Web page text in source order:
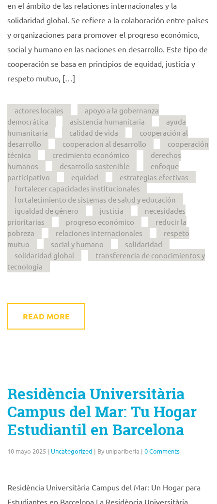
en el ámbito de las relaciones internacionales y la
solidaridad global. Se refiere a la colaboración entre países
y organizaciones para promover el progreso económico,
social y humano en las naciones en desarrollo. Este tipo de
cooperación se basa en principios de equidad, justicia y
respeto mutuo, […]
actores locales
apoyo a la gobernanza
democrática
asistencia humanitaria
ayuda
humanitaria
calidad de vida
cooperación al
desarrollo
cooperacion al desarrollo
cooperación
técnica
crecimiento económico
derechos
humanos
desarrollo sostenible
enfoque
participativo
equidad
estrategias efectivas
fortalecer capacidades institucionales
fortalecimiento de sistemas de salud y educación
igualdad de género
justicia
necesidades
prioritarias
progreso económico
reducir la
pobreza
relaciones internacionales
respeto
mutuo
social y humano
solidaridad
solidaridad global
transferencia de conocimientos y
tecnología
READ MORE
Residència Universitària
Campus del Mar: Tu Hogar
Estudiantil en Barcelona
10 mayo 2025 | Uncategorized | By unipariberia | 0 Comments
Residència Universitària Campus del Mar: Un Hogar para
Estudiantes en Barcelona La Residència Universitària